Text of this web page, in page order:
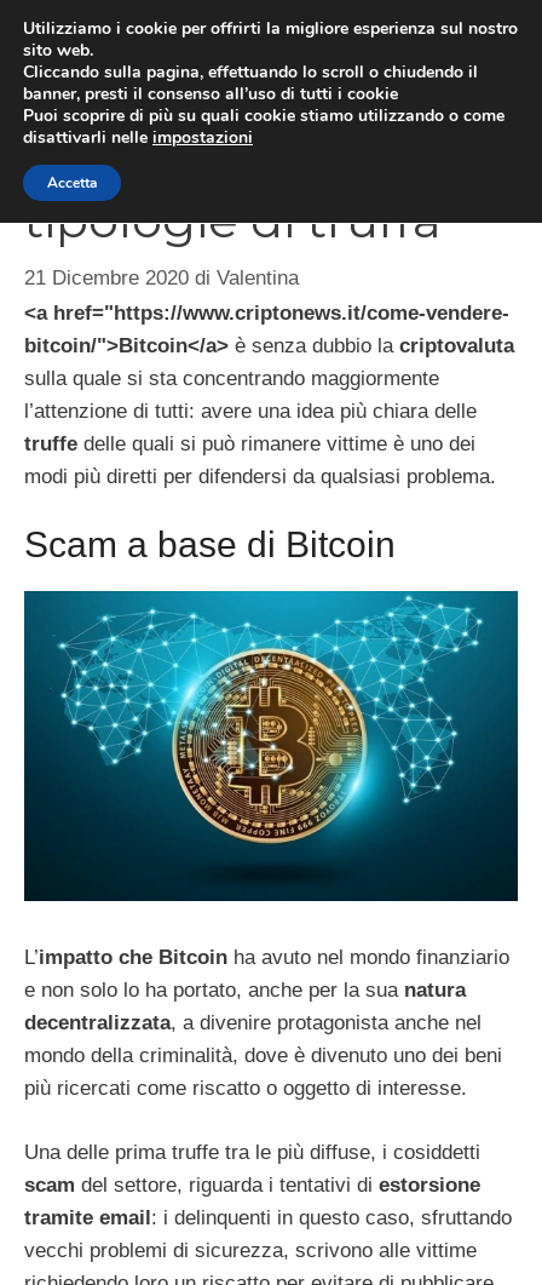
contenuto
Bitcoin, le principali
tipologie di truffa
21 Dicembre 2020 di Valentina
<a href="https://www.criptonews.it/come-vendere-
bitcoin/">Bitcoin</a> è senza dubbio la criptovaluta
sulla quale si sta concentrando maggiormente
l’attenzione di tutti: avere una idea più chiara delle
truffe delle quali si può rimanere vittime è uno dei
modi più diretti per difendersi da qualsiasi problema.
Scam a base di Bitcoin
L’impatto che Bitcoin ha avuto nel mondo finanziario
e non solo lo ha portato, anche per la sua natura
decentralizzata, a divenire protagonista anche nel
mondo della criminalità, dove è divenuto uno dei beni
più ricercati come riscatto o oggetto di interesse.
Una delle prima truffe tra le più diffuse, i cosiddetti
scam del settore, riguarda i tentativi di estorsione
tramite email: i delinquenti in questo caso, sfruttando
vecchi problemi di sicurezza, scrivono alle vittime
Utilizziamo i cookie per offrirti la migliore esperienza sul nostro
sito web.
Cliccando sulla pagina, effettuando lo scroll o chiudendo il
banner, presti il consenso all’uso di tutti i cookie
Puoi scoprire di più su quali cookie stiamo utilizzando o come
disattivarli nelle impostazioni
Accetta